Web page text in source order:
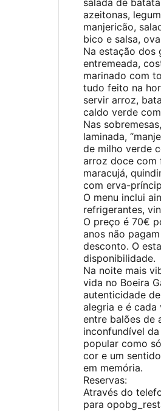
salada de
azeitonas,
manjericão,
bico e salsa,
Na estação dos
entremeada,
marinado com
tudo feito na
servir arroz,
caldo verde
Nas
laminada,
de milho verde
arroz doce com
maracujá,
com erva-
O menu inclui
refrigerantes,
O preço é 70€
anos não
desconto. O
disponibilidade.
Na noite mais
vida no Boeira
autenticidade
alegria e é cada
entre balões de
inconfundível
popular como
cor e um
em memória.
Reservas:
Através do
para